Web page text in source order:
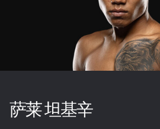
萨莱 坦基辛